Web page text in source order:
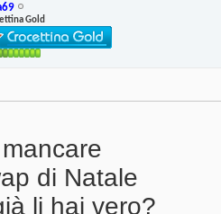
Gold
di Natale
li hai vero?